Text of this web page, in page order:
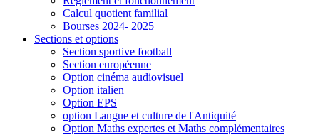
Calcul quotient familial
Bourses 2024- 2025
Sections et options
Section sportive football
Section européenne
Option cinéma audiovisuel
Option italien
Option EPS
option Langue et culture de l'Antiquité
Option Maths expertes et Maths complémentaires